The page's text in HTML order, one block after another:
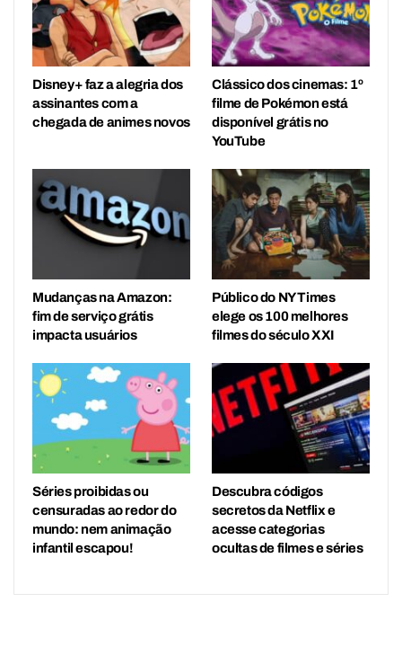
Disney+ faz a alegria dos
assinantes com a
chegada de animes novos
Clássico dos cinemas: 1º
filme de Pokémon está
disponível grátis no
YouTube
Mudanças na Amazon:
fim de serviço grátis
impacta usuários
Público do NY Times
elege os 100 melhores
filmes do século XXI
Séries proibidas ou
censuradas ao redor do
mundo: nem animação
infantil escapou!
Descubra códigos
secretos da Netflix e
acesse categorias
ocultas de filmes e séries